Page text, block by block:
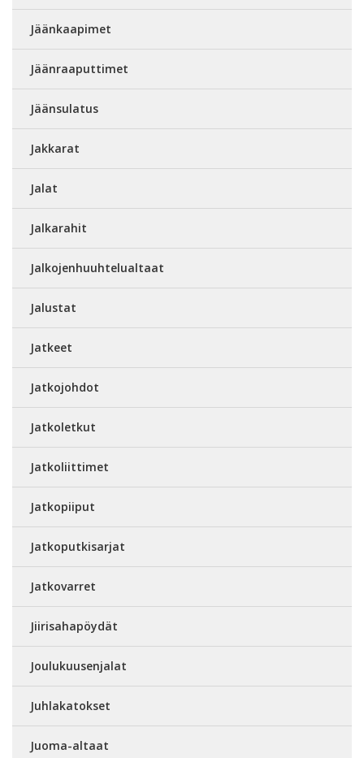
Jäänkaapimet
Jäänraaputtimet
Jäänsulatus
Jakkarat
Jalat
Jalkarahit
Jalkojenhuuhtelualtaat
Jalustat
Jatkeet
Jatkojohdot
Jatkoletkut
Jatkoliittimet
Jatkopiiput
Jatkoputkisarjat
Jatkovarret
Jiirisahapöydät
Joulukuusenjalat
Juhlakatokset
Juoma-altaat